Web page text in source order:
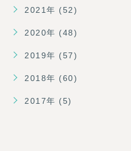
2021年 (52)
2020年 (48)
2019年 (57)
2018年 (60)
2017年 (5)